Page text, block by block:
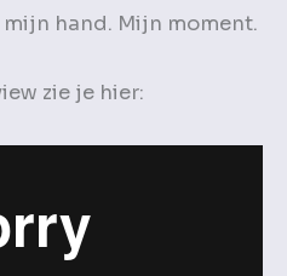
hand. Mijn moment.
zie je hier: